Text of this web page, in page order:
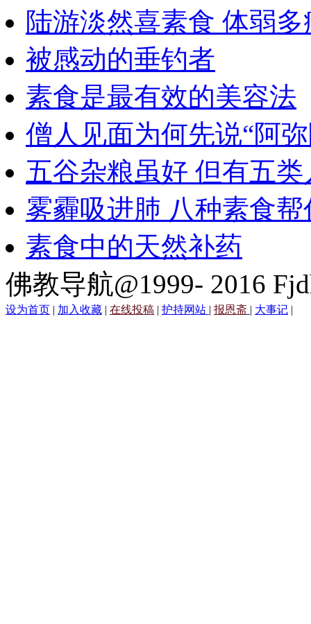
陆游淡然喜素食 体弱
被感动的垂钓者
素食是最有效的美容法
僧人见面为何先说“阿
五谷杂粮虽好 但有五
雾霾吸进肺 八种素食帮
素食中的天然补药
佛教导航@1999- 2016
设为首页 | 加入收藏 | 在线投稿 | 护持网站 | 报恩斋 | 大事记 |